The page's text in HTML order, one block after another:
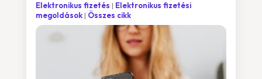
Elektronikus fizetés
Elektronikus fizetési
megoldások
Összes cikk